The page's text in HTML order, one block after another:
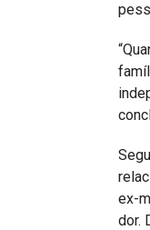
ex-
dor.